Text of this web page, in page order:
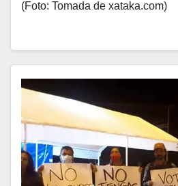
(Foto: Tomada de xataka.com)